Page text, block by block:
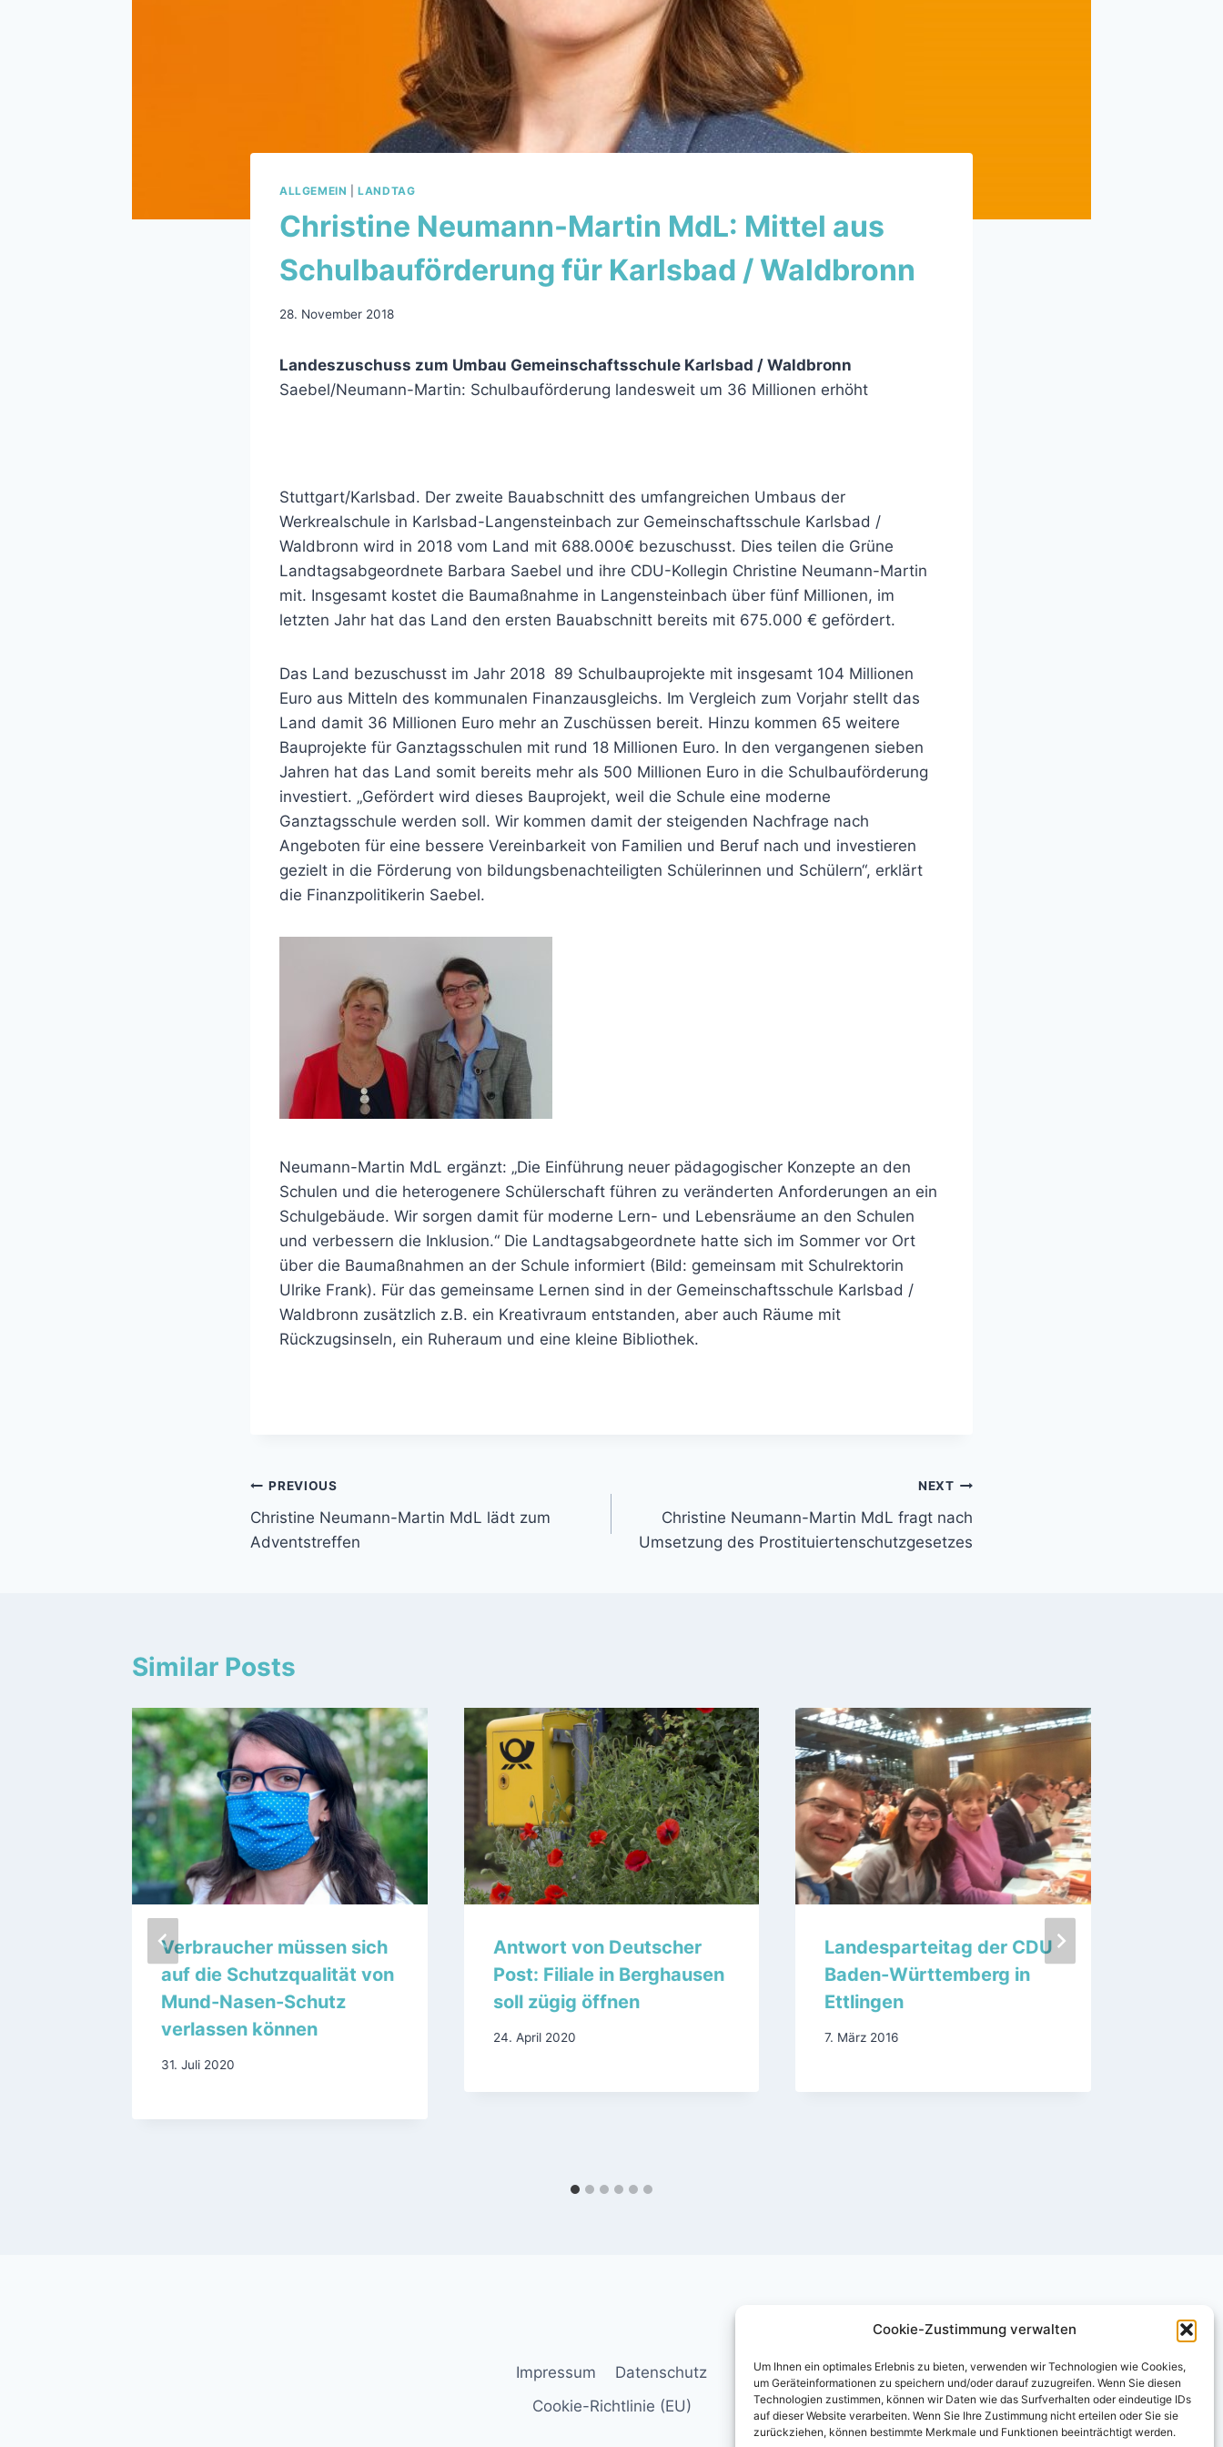
Cookie-Zustimmung verwalten
Um Ihnen ein optimales Erlebnis zu bieten, verwenden wir Technologien wie Cookies,
um Geräteinformationen zu speichern und/oder darauf zuzugreifen. Wenn Sie diesen
Technologien zustimmen, können wir Daten wie das Surfverhalten oder eindeutige IDs
auf dieser Website verarbeiten. Wenn Sie Ihre Zustimmung nicht erteilen oder Sie sie
zurückziehen, können bestimmte Merkmale und Funktionen beeinträchtigt werden.
ALLGEMEIN |LANDTAG
Christine Neumann-Martin MdL: Mittel aus
Schulbauförderung für Karlsbad / Waldbronn
28. November 2018
Landeszuschuss zum Umbau Gemeinschaftsschule Karlsbad / Waldbronn
Saebel/Neumann-Martin: Schulbauförderung landesweit um 36 Millionen erhöht
Stuttgart/Karlsbad. Der zweite Bauabschnitt des umfangreichen Umbaus der
Werkrealschule in Karlsbad-Langensteinbach zur Gemeinschaftsschule Karlsbad /
Waldbronn wird in 2018 vom Land mit 688.000€ bezuschusst. Dies teilen die Grüne
Landtagsabgeordnete Barbara Saebel und ihre CDU-Kollegin Christine Neumann-Martin
mit. Insgesamt kostet die Baumaßnahme in Langensteinbach über fünf Millionen, im
letzten Jahr hat das Land den ersten Bauabschnitt bereits mit 675.000 € gefördert.
Das Land bezuschusst im Jahr 2018 89 Schulbauprojekte mit insgesamt 104 Millionen
Euro aus Mitteln des kommunalen Finanzausgleichs. Im Vergleich zum Vorjahr stellt das
Land damit 36 Millionen Euro mehr an Zuschüssen bereit. Hinzu kommen 65 weitere
Bauprojekte für Ganztagsschulen mit rund 18 Millionen Euro. In den vergangenen sieben
Jahren hat das Land somit bereits mehr als 500 Millionen Euro in die Schulbauförderung
investiert. „Gefördert wird dieses Bauprojekt, weil die Schule eine moderne
Ganztagsschule werden soll. Wir kommen damit der steigenden Nachfrage nach
Angeboten für eine bessere Vereinbarkeit von Familien und Beruf nach und investieren
gezielt in die Förderung von bildungsbenachteiligten Schülerinnen und Schülern“, erklärt
die Finanzpolitikerin Saebel.
Neumann-Martin MdL ergänzt: „Die Einführung neuer pädagogischer Konzepte an den
Schulen und die heterogenere Schülerschaft führen zu veränderten Anforderungen an ein
Schulgebäude. Wir sorgen damit für moderne Lern- und Lebensräume an den Schulen
und verbessern die Inklusion.“ Die Landtagsabgeordnete hatte sich im Sommer vor Ort
über die Baumaßnahmen an der Schule informiert (Bild: gemeinsam mit Schulrektorin
Ulrike Frank). Für das gemeinsame Lernen sind in der Gemeinschaftsschule Karlsbad /
Waldbronn zusätzlich z.B. ein Kreativraum entstanden, aber auch Räume mit
Rückzugsinseln, ein Ruheraum und eine kleine Bibliothek.
Beitragsnavigation
PREVIOUS
Christine Neumann-Martin MdL lädt zum
Adventstreffen
NEXT
Christine Neumann-Martin MdL fragt nach
Umsetzung des Prostituiertenschutzgesetzes
Similar Posts
Verbraucher müssen sich
auf die Schutzqualität von
Mund-Nasen-Schutz
verlassen können
31. Juli 2020
Antwort von Deutscher
Post: Filiale in Berghausen
soll zügig öffnen
24. April 2020
Landesparteitag der CDU
Baden-Württemberg in
Ettlingen
7. März 2016
Impressum
Datenschutz
Cookie-Richtlinie (EU)